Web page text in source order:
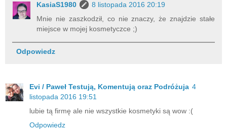
KasiaS1980
8 listopada 2016 20:19
Mnie nie zaszkodził, co nie znaczy, że znajdzie stałe
miejsce w mojej kosmetyczce ;)
Odpowiedz
Evi / Paweł Testują, Komentują oraz Podróżuja 4
listopada 2016 19:51
lubie tą firmę ale nie wszystkie kosmetyki są wow :(
Odpowiedz